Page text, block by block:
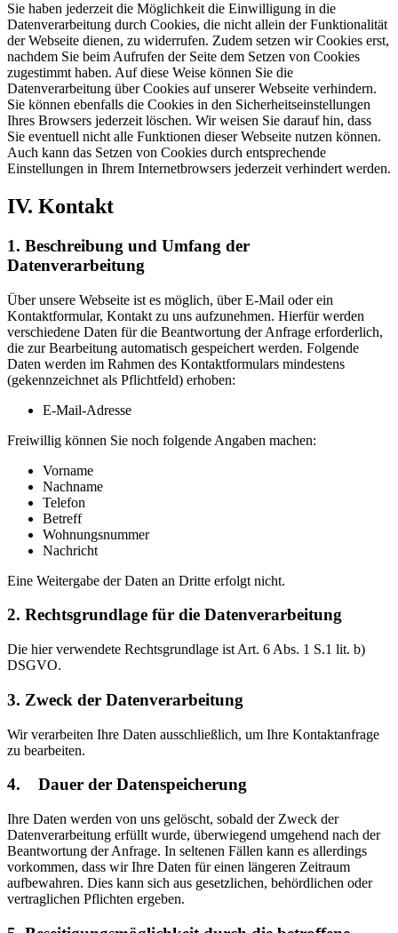
Sie haben jederzeit die Möglichkeit die Einwilligung in die
Datenverarbeitung durch Cookies, die nicht allein der Funktionalität
der Webseite dienen, zu widerrufen. Zudem setzen wir Cookies erst,
nachdem Sie beim Aufrufen der Seite dem Setzen von Cookies
zugestimmt haben. Auf diese Weise können Sie die
Datenverarbeitung über Cookies auf unserer Webseite verhindern.
Sie können ebenfalls die Cookies in den Sicherheitseinstellungen
Ihres Browsers jederzeit löschen. Wir weisen Sie darauf hin, dass
Sie eventuell nicht alle Funktionen dieser Webseite nutzen können.
Auch kann das Setzen von Cookies durch entsprechende
Einstellungen in Ihrem Internetbrowsers jederzeit verhindert werden.
IV. Kontakt
1. Beschreibung und Umfang der
Datenverarbeitung
Über unsere Webseite ist es möglich, über E-Mail oder ein
Kontaktformular, Kontakt zu uns aufzunehmen. Hierfür werden
verschiedene Daten für die Beantwortung der Anfrage erforderlich,
die zur Bearbeitung automatisch gespeichert werden. Folgende
Daten werden im Rahmen des Kontaktformulars mindestens
(gekennzeichnet als Pflichtfeld) erhoben:
E-Mail-Adresse
Freiwillig können Sie noch folgende Angaben machen:
Vorname
Nachname
Telefon
Betreff
Wohnungsnummer
Nachricht
Eine Weitergabe der Daten an Dritte erfolgt nicht.
2. Rechtsgrundlage für die Datenverarbeitung
Die hier verwendete Rechtsgrundlage ist Art. 6 Abs. 1 S.1 lit. b)
DSGVO.
3. Zweck der Datenverarbeitung
Wir verarbeiten Ihre Daten ausschließlich, um Ihre Kontaktanfrage
zu bearbeiten.
4. Dauer der Datenspeicherung
Ihre Daten werden von uns gelöscht, sobald der Zweck der
Datenverarbeitung erfüllt wurde, überwiegend umgehend nach der
Beantwortung der Anfrage. In seltenen Fällen kann es allerdings
vorkommen, dass wir Ihre Daten für einen längeren Zeitraum
aufbewahren. Dies kann sich aus gesetzlichen, behördlichen oder
vertraglichen Pflichten ergeben.